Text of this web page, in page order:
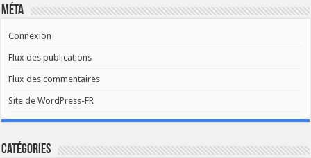
Méta
Connexion
Flux des publications
Flux des commentaires
Site de WordPress-FR
Catégories